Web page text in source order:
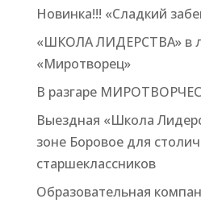
Новинка!!! «Сладкий
«ШКОЛА ЛИДЕРСТВА» в
«Миротворец»
В разгаре
Выездная «Школа
зоне Боровое для
старшеклассников
Образовательная